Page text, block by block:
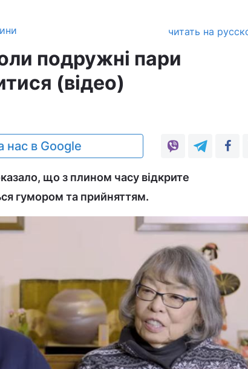
читать на
подружні пари
(відео)
нас в Google
що з плином часу відкрите
гумором та прийняттям.